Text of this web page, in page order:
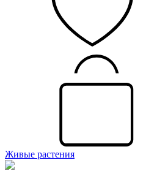
Живые растения